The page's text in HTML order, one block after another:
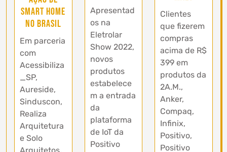
smart home
no Brasil
Em parceria
com
Acessibiliza
_SP,
Aureside,
Sinduscon,
Realiza
Arquitetura
e Solo
Arquitetos,
Apresentad
os na
Eletrolar
Show 2022,
novos
produtos
estabelece
m a entrada
da
plataforma
de IoT da
Positivo
Clientes
que fizerem
compras
acima de R$
399 em
produtos da
2A.M.,
Anker,
Compaq,
Infinix,
Positivo,
Positivo